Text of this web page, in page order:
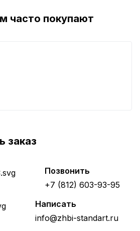
часто покупают
заказ
Позвонить
+7 (812) 603-93-95
Написать
info@zhbi-standart.ru